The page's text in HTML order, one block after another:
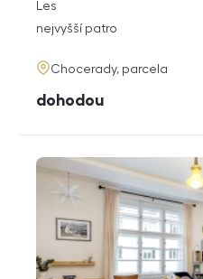
rozměry
dispozice
Les
funkce
nejvyšší patro
adresa
Chocerady, parcela
cena
dohodou